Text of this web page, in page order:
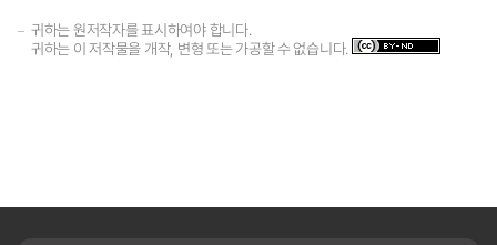
귀하는 원저작자를 표시하여야 합니다.
귀하는 이 저작물을 개작, 변형 또는 가공할 수 없습니다.